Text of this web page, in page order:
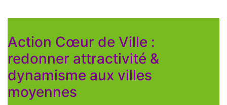
Action Cœur de Ville :
redonner attractivité &
dynamisme aux villes
moyennes